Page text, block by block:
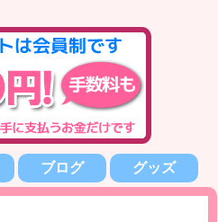
ブログ グッズ